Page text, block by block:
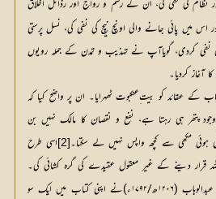
آغاز کردیا۔
عقائد کو بیت ِعنکبوت ٹھہرایا۔ ان پر واضح کیا کہ
پتھر ہی رہتا ہے، نفع و نقصان کا مالک نہیں بن
ہوئی مکھی سے کچھ واپس نہیں لے سکتا۔[2]
قرار دینے کے غیر معقول عقیدے کی گرہ کشائی کی۔
چنانچہ مظلوم بدنام مصلح محمد بن عبدالوہاب (۱۲۰۶ھ/۱۷۹۲ء)نے اپنی کتاب میں ایک سو